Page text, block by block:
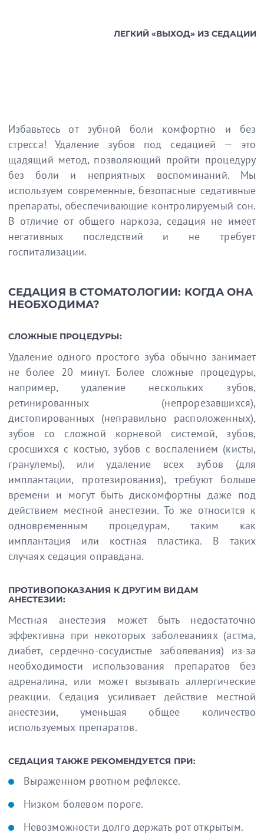
ЛЕГКИЙ «ВЫХОД» ИЗ СЕДАЦИИ
Избавьтесь от зубной боли комфортно и без
стресса! Удаление зубов под седацией — это
щадящий метод, позволяющий пройти процедуру
без боли и неприятных воспоминаний. Мы
используем современные, безопасные седативные
препараты, обеспечивающие контролируемый сон.
В отличие от общего наркоза, седация не имеет
негативных последствий и не требует
госпитализации.
СЕДАЦИЯ В СТОМАТОЛОГИИ: КОГДА ОНА
НЕОБХОДИМА?
СЛОЖНЫЕ ПРОЦЕДУРЫ:
Удаление одного простого зуба обычно занимает
не более 20 минут. Более сложные процедуры,
например, удаление нескольких зубов,
ретинированных (непрорезавшихся),
дистопированных (неправильно расположенных),
зубов со сложной корневой системой, зубов,
сросшихся с костью, зубов с воспалением (кисты,
гранулемы), или удаление всех зубов (для
имплантации, протезирования), требуют больше
времени и могут быть дискомфортны даже под
действием местной анестезии. То же относится к
одновременным процедурам, таким как
имплантация или костная пластика. В таких
случаях седация оправдана.
ПРОТИВОПОКАЗАНИЯ К ДРУГИМ ВИДАМ
АНЕСТЕЗИИ:
Местная анестезия может быть недостаточно
эффективна при некоторых заболеваниях (астма,
диабет, сердечно-сосудистые заболевания) из-за
необходимости использования препаратов без
адреналина, или может вызывать аллергические
реакции. Седация усиливает действие местной
анестезии, уменьшая общее количество
используемых препаратов.
СЕДАЦИЯ ТАКЖЕ РЕКОМЕНДУЕТСЯ ПРИ:
Выраженном рвотном рефлексе.
Низком болевом пороге.
Невозможности долго держать рот открытым.